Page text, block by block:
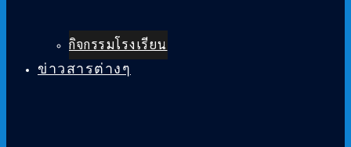
กิจกรรมโรงเรียน
ข่าวสารต่างๆ